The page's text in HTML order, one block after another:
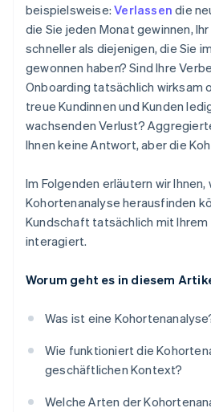
beispielsweise:Verlassen die
die Sie jeden Monat gewinnen,
schneller als diejenigen, die Sie
gewonnen haben? Sind Ihre
Onboarding tatsächlich wirksam
treue Kundinnen und Kunden
wachsenden Verlust?
Ihnen keine Antwort, aber die
Im Folgenden erläutern wir
Kohortenanalyse herausfinden
Kundschaft tatsächlich mit
interagiert.
Worum geht es in diesem
Was ist eine
Wie funktioniert die
geschäftlichen Kontext?
Welche Arten der